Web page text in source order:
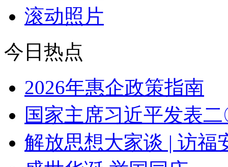
滚动照片
今日热点
2026年惠企政策指南
国家主席习近平发表
解放思想大家谈 | 访